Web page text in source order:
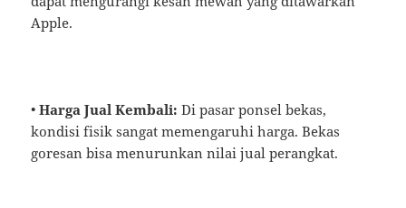
Apple.
•Harga Jual Kembali: Di pasar ponsel bekas,
kondisi fisik sangat memengaruhi harga. Bekas
goresan bisa menurunkan nilai jual perangkat.